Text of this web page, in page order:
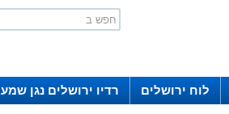
לוח ירושלים
רדיו ירושלים נגן שמע